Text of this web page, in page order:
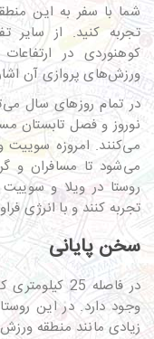
شما با سفر به این
تجربه کنید. از سایر
کوهنوردی در
ورزش‌های پروازی آن
در تمام روزهای سال
نوروز و فصل تابستان
می‌کنند. امروزه سوییت
می‌شود تا مسافران و
روستا در ویلا و
تجربه کنند و با انرژی
سخن پایانی
در فاصله 25
وجود دارد. در این
زیادی مانند منطقه